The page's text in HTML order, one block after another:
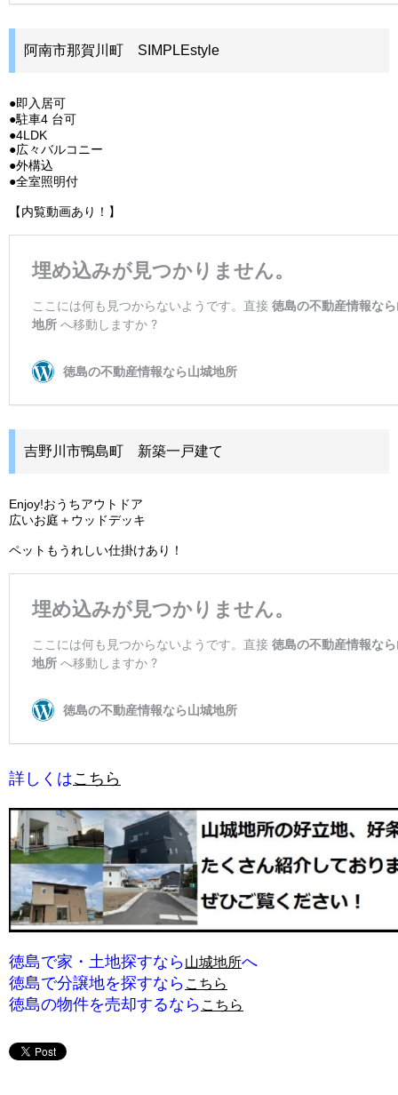
阿南市那賀川町 SIMPLEstyle
●即入居可
●駐車4 台可
●4LDK
●広々バルコニー
●外構込
●全室照明付
【内覧動画あり！】
吉野川市鴨島町 新築一戸建て
Enjoy!おうちアウトドア
広いお庭＋ウッドデッキ
ペットもうれしい仕掛けあり！
詳しくはこちら
徳島で家・土地探すなら山城地所へ
徳島で分譲地を探すなら こちら
徳島の物件を売却するなら こちら